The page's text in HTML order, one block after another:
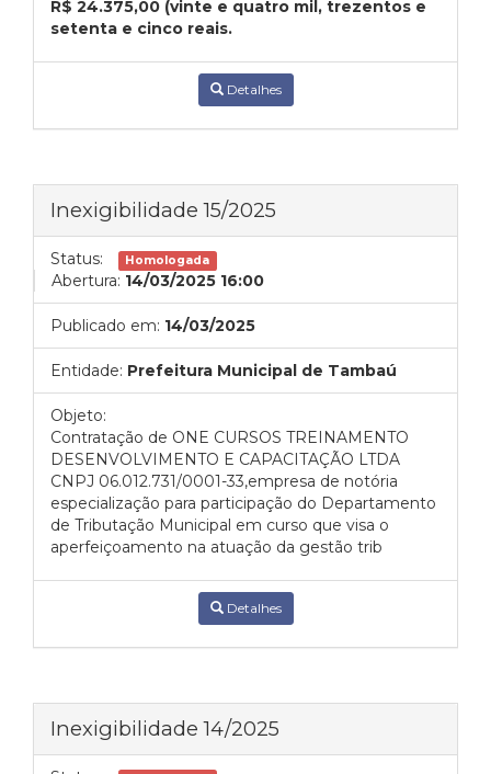
R$ 24.375,00 (vinte e quatro mil, trezentos e
setenta e cinco reais.
Detalhes
Inexigibilidade 15/2025
Status: Homologada
Abertura: 14/03/2025 16:00
Publicado em: 14/03/2025
Entidade: Prefeitura Municipal de Tambaú
Objeto:
Contratação de ONE CURSOS TREINAMENTO
DESENVOLVIMENTO E CAPACITAÇÃO LTDA
CNPJ 06.012.731/0001-33,empresa de notória
especialização para participação do Departamento
de Tributação Municipal em curso que visa o
aperfeiçoamento na atuação da gestão trib
Detalhes
Inexigibilidade 14/2025